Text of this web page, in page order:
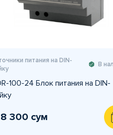
питания на DIN-
В
100-24 Блок питания на DIN-
300 сум